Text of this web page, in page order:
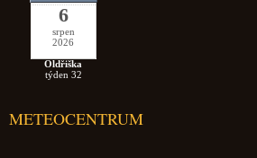
6
srpen
2026
Oldřiška
týden 32
METEOCENTRUM